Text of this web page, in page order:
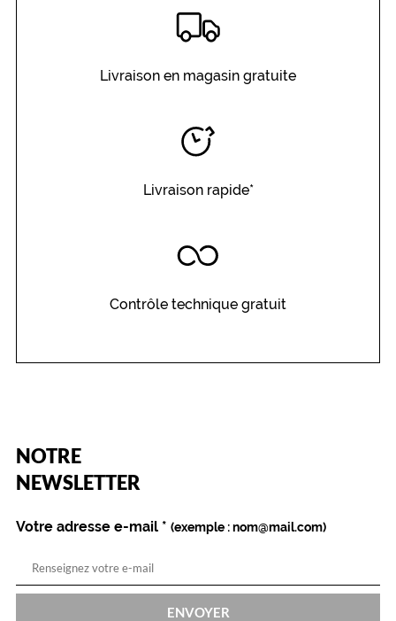
Livraison en magasin gratuite
Livraison rapide*
Contrôle technique gratuit
NOTRE
NEWSLETTER
Name
Votre adresse e-mail *
(Ce
champ
est
obligatoire)
(exemple : nom@mail.com)
ENVOYER